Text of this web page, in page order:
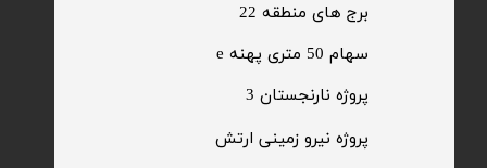
​سهام 50 متری پهنه e
برج های منطقه 22
​پروژه نیرو زمینی ارتش
​پروژه نارنجستان 3